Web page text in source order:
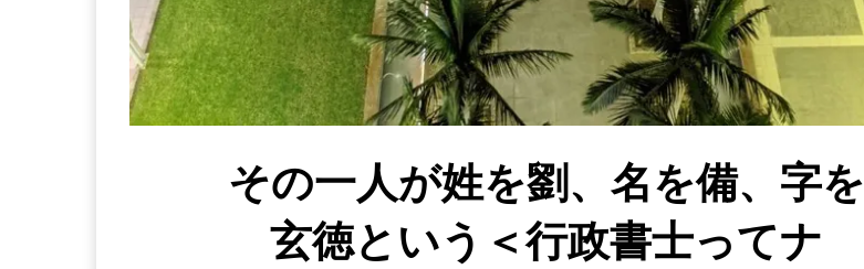
その一人が姓を劉、名を備、字を
玄徳という＜行政書士ってナ